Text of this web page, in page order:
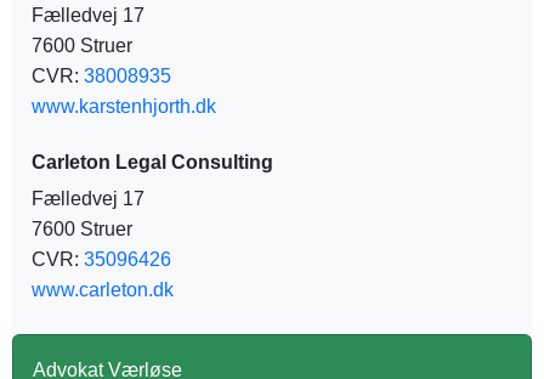
Fælledvej 17
7600 Struer
CVR: 38008935
www.karstenhjorth.dk
Carleton Legal Consulting
Fælledvej 17
7600 Struer
CVR: 35096426
www.carleton.dk
Advokat Værløse